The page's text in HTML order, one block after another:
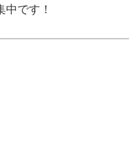
です！